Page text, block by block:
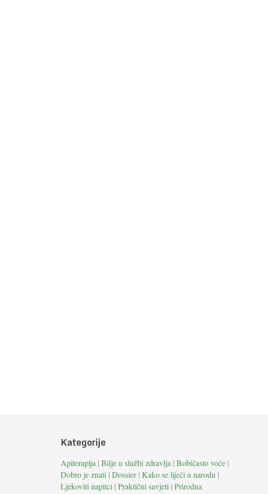
Kategorije
Apiterapija | Bilje u službi zdravlja | Bobičasto voće |
Dobro je znati | Dossier| Kako se liječi u narodu |
Ljekoviti napitci | Praktični savjeti | Prirodna